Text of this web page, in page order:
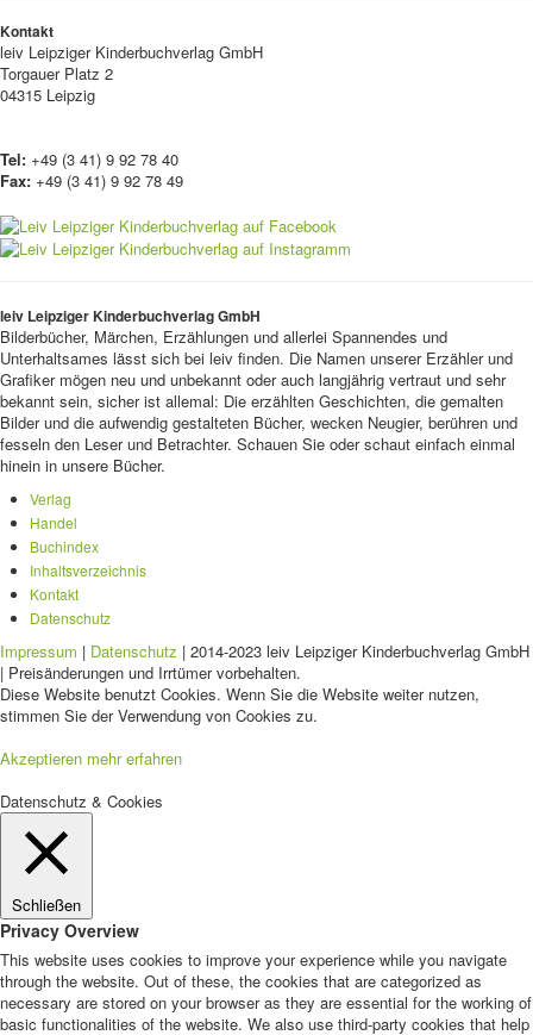
Kontakt
leiv Leipziger Kinderbuchverlag GmbH
Torgauer Platz 2
04315 Leipzig
Tel: +49 (3 41) 9 92 78 40
Fax: +49 (3 41) 9 92 78 49
leiv Leipziger Kinderbuchverlag GmbH
Bilderbücher, Märchen, Erzählungen und allerlei Spannendes und
Unterhaltsames lässt sich bei leiv finden. Die Namen unserer Erzähler und
Grafiker mögen neu und unbekannt oder auch langjährig vertraut und sehr
bekannt sein, sicher ist allemal: Die erzählten Geschichten, die gemalten
Bilder und die aufwendig gestalteten Bücher, wecken Neugier, berühren und
fesseln den Leser und Betrachter. Schauen Sie oder schaut einfach einmal
hinein in unsere Bücher.
Verlag
Handel
Buchindex
Inhaltsverzeichnis
Kontakt
Datenschutz
Impressum | Datenschutz | 2014-2023 leiv Leipziger Kinderbuchverlag GmbH
| Preisänderungen und Irrtümer vorbehalten.
Diese Website benutzt Cookies. Wenn Sie die Website weiter nutzen,
stimmen Sie der Verwendung von Cookies zu.
Akzeptieren mehr erfahren
Datenschutz & Cookies
Schließen
Privacy Overview
This website uses cookies to improve your experience while you navigate
through the website. Out of these, the cookies that are categorized as
necessary are stored on your browser as they are essential for the working of
basic functionalities of the website. We also use third-party cookies that help